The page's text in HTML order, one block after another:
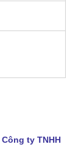
Công ty TNHH